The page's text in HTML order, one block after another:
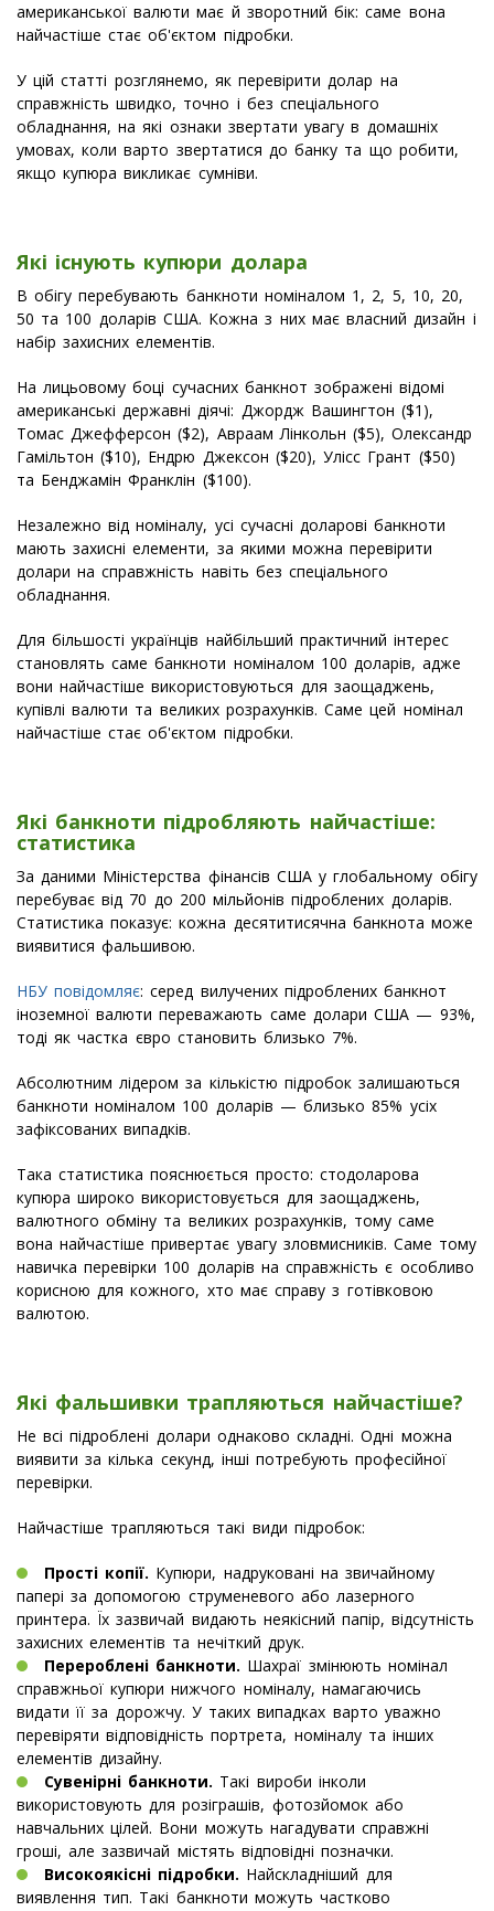
американської валюти має й зворотний бік: саме вона
найчастіше стає об'єктом підробки.
У цій статті розглянемо, як перевірити долар на
справжність швидко, точно і без спеціального
обладнання, на які ознаки звертати увагу в домашніх
умовах, коли варто звертатися до банку та що робити,
якщо купюра викликає сумніви.
Які існують купюри долара
В обігу перебувають банкноти номіналом 1, 2, 5, 10, 20,
50 та 100 доларів США. Кожна з них має власний дизайн і
набір захисних елементів.
На лицьовому боці сучасних банкнот зображені відомі
американські державні діячі: Джордж Вашингтон ($1),
Томас Джефферсон ($2), Авраам Лінкольн ($5), Олександр
Гамільтон ($10), Ендрю Джексон ($20), Улісс Грант ($50)
та Бенджамін Франклін ($100).
Незалежно від номіналу, усі сучасні доларові банкноти
мають захисні елементи, за якими можна перевірити
долари на справжність навіть без спеціального
обладнання.
Для більшості українців найбільший практичний інтерес
становлять саме банкноти номіналом 100 доларів, адже
вони найчастіше використовуються для заощаджень,
купівлі валюти та великих розрахунків. Саме цей номінал
найчастіше стає об'єктом підробки.
Які банкноти підробляють найчастіше:
статистика
За даними Міністерства фінансів США у глобальному обігу
перебуває від 70 до 200 мільйонів підроблених доларів.
Статистика показує: кожна десятитисячна банкнота може
виявитися фальшивою.
НБУ повідомляє: серед вилучених підроблених банкнот
іноземної валюти переважають саме долари США — 93%,
тоді як частка євро становить близько 7%.
Абсолютним лідером за кількістю підробок залишаються
банкноти номіналом 100 доларів — близько 85% усіх
зафіксованих випадків.
Така статистика пояснюється просто: стодоларова
купюра широко використовується для заощаджень,
валютного обміну та великих розрахунків, тому саме
вона найчастіше привертає увагу зловмисників. Саме тому
навичка перевірки 100 доларів на справжність є особливо
корисною для кожного, хто має справу з готівковою
валютою.
Які фальшивки трапляються найчастіше?
Не всі підроблені долари однаково складні. Одні можна
виявити за кілька секунд, інші потребують професійної
перевірки.
Найчастіше трапляються такі види підробок:
Прості копії. Купюри, надруковані на звичайному
папері за допомогою струменевого або лазерного
принтера. Їх зазвичай видають неякісний папір, відсутність
захисних елементів та нечіткий друк.
Перероблені банкноти. Шахраї змінюють номінал
справжньої купюри нижчого номіналу, намагаючись
видати її за дорожчу. У таких випадках варто уважно
перевіряти відповідність портрета, номіналу та інших
елементів дизайну.
Сувенірні банкноти. Такі вироби інколи
використовують для розіграшів, фотозйомок або
навчальних цілей. Вони можуть нагадувати справжні
гроші, але зазвичай містять відповідні позначки.
Високоякісні підробки. Найскладніший для
виявлення тип. Такі банкноти можуть частково